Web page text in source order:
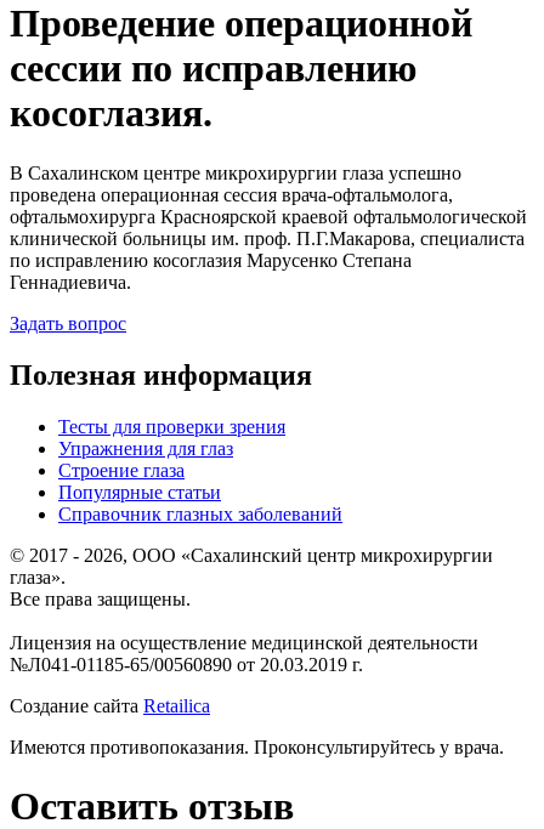
Проведение операционной
сессии по исправлению
косоглазия.
В Сахалинском центре микрохирургии глаза успешно
проведена операционная сессия врача-офтальмолога,
офтальмохирурга Красноярской краевой офтальмологической
клинической больницы им. проф. П.Г.Макарова, специалиста
по исправлению косоглазия Марусенко Степана
Геннадиевича.
Задать вопрос
Полезная информация
Тесты для проверки зрения
Упражнения для глаз
Строение глаза
Популярные статьи
Справочник глазных заболеваний
© 2017 - 2026, ООО «Сахалинский центр микрохирургии
глаза».
Все права защищены.
Лицензия на осуществление медицинской деятельности
№Л041-01185-65/00560890 от 20.03.2019 г.
Создание сайта Retailica
Имеются противопоказания. Проконсультируйтесь у врача.
Оставить отзыв